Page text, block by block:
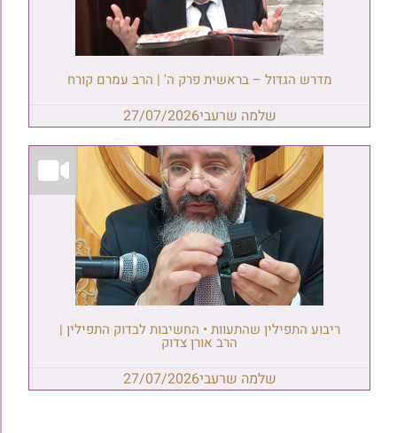
מדרש הגדול – בראשית פרק ה' | הרב עמרם קורח
שלמה שרעבי27/07/2026
ריבוע התפילין שהתעוות • החשיבות לבדוק התפילין |
הרב אורן צדוק
שלמה שרעבי27/07/2026